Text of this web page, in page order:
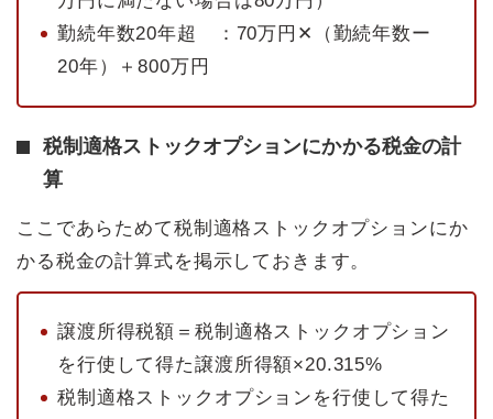
勤続年数20年超 ：70万円✕（勤続年数ー
20年）＋800万円
税制適格ストックオプションにかかる税金の計
算
ここであらためて税制適格ストックオプションにか
かる税金の計算式を掲示しておきます。
譲渡所得税額＝税制適格ストックオプション
を行使して得た譲渡所得額×20.315%
税制適格ストックオプションを行使して得た